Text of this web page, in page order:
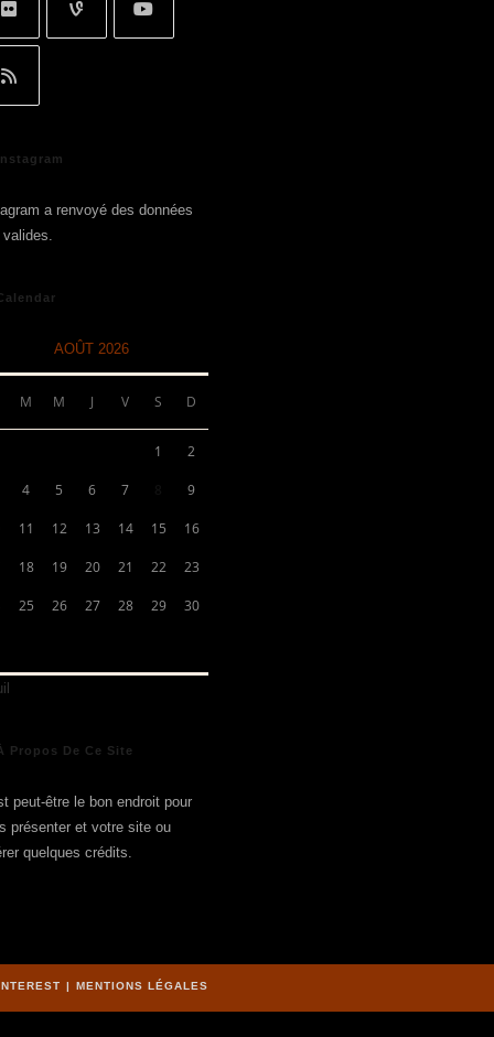
a renvoyé des données
valides.
AOÛT 2026
M M J V S D
1 2
4 5 6 7 9
11 12 13 14 15 16
18 19 20 21 22 23
25 26 27 28 29 30
Propos De Ce Site
peut-être le bon endroit pour
présenter et votre site ou
quelques crédits.
MENTIONS LÉGALES